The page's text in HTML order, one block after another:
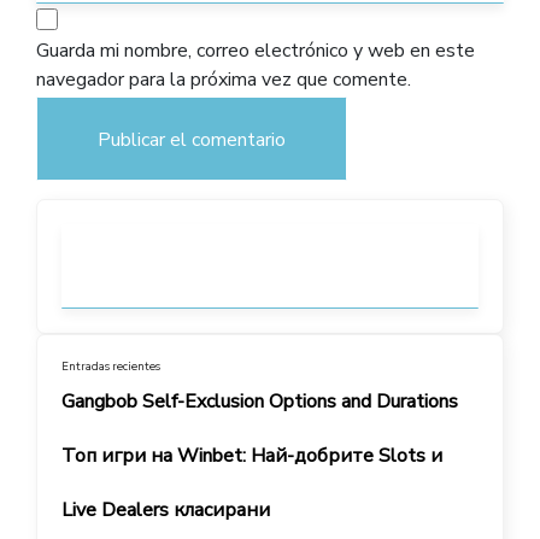
Guarda mi nombre, correo electrónico y web en este
navegador para la próxima vez que comente.
Entradas recientes
Gangbob Self-Exclusion Options and Durations
Топ игри на Winbet: Най-добрите Slots и
Live Dealers класирани